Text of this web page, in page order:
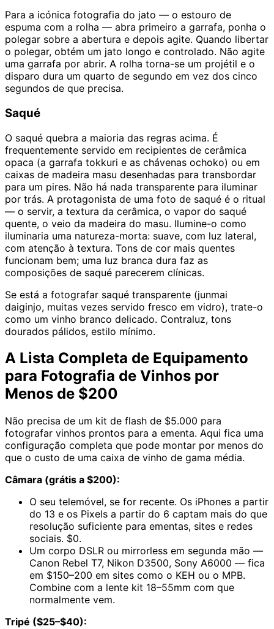
Para a icónica fotografia do jato — o estouro de
espuma com a rolha — abra primeiro a garrafa, ponha o
polegar sobre a abertura e depois agite. Quando libertar
o polegar, obtém um jato longo e controlado. Não agite
uma garrafa por abrir. A rolha torna-se um projétil e o
disparo dura um quarto de segundo em vez dos cinco
segundos de que precisa.
Saqué
O saqué quebra a maioria das regras acima. É
frequentemente servido em recipientes de cerâmica
opaca (a garrafa tokkuri e as chávenas ochoko) ou em
caixas de madeira masu desenhadas para transbordar
para um pires. Não há nada transparente para iluminar
por trás. A protagonista de uma foto de saqué é o ritual
— o servir, a textura da cerâmica, o vapor do saqué
quente, o veio da madeira do masu. Ilumine-o como
iluminaria uma natureza-morta: suave, com luz lateral,
com atenção à textura. Tons de cor mais quentes
funcionam bem; uma luz branca dura faz as
composições de saqué parecerem clínicas.
Se está a fotografar saqué transparente (junmai
daiginjo, muitas vezes servido fresco em vidro), trate-o
como um vinho branco delicado. Contraluz, tons
dourados pálidos, estilo mínimo.
A Lista Completa de Equipamento
para Fotografia de Vinhos por
Menos de $200
Não precisa de um kit de flash de $5.000 para
fotografar vinhos prontos para a ementa. Aqui fica uma
configuração completa que pode montar por menos do
que o custo de uma caixa de vinho de gama média.
Câmara (grátis a $200):
O seu telemóvel, se for recente. Os iPhones a partir
do 13 e os Pixels a partir do 6 captam mais do que
resolução suficiente para ementas, sites e redes
sociais. $0.
Um corpo DSLR ou mirrorless em segunda mão —
Canon Rebel T7, Nikon D3500, Sony A6000 — fica
em $150–200 em sites como o KEH ou o MPB.
Combine com a lente kit 18–55mm com que
normalmente vem.
Tripé ($25–$40):